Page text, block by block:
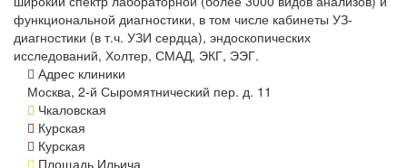
функциональной диагностики, в том числе кабинеты УЗ-
диагностики (в т.ч. УЗИ сердца), эндоскопических
исследований, Холтер, СМАД, ЭКГ, ЭЭГ.
Адрес клиники
Москва, 2-й Сыромятнический пер. д. 11
Чкаловская
Курская
Курская
Площадь Ильича